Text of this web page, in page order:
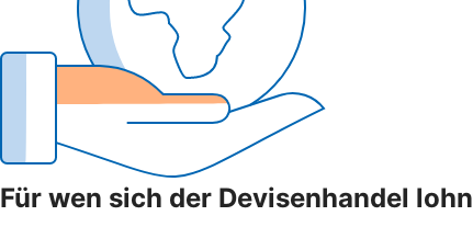
Für wen sich der Devisenhandel